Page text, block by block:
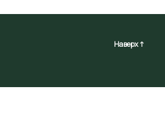
Наверх ↑